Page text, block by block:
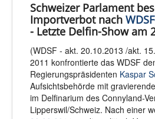
Schweizer Parlament
Importverbot nach
- Letzte Delfin-Show am
(WDSF - akt. 20.10.2013 /akt.
2011 konfrontierte das WDSF
Regierungspräsidenten Kaspar
Aufsichtsbehörde mit
im Delfinarium des Connyland-
Lipperswil/Schweiz. Nach einer